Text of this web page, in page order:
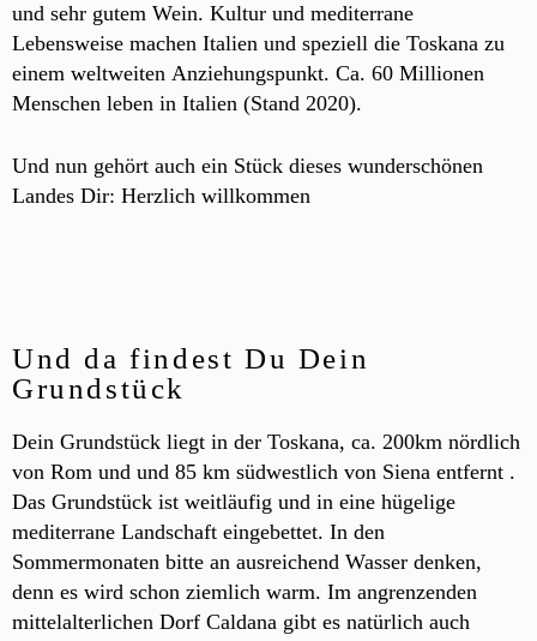
und sehr gutem Wein. Kultur und mediterrane
Lebensweise machen Italien und speziell die Toskana zu
einem weltweiten Anziehungspunkt. Ca. 60 Millionen
Menschen leben in Italien (Stand 2020).
Und nun gehört auch ein Stück dieses wunderschönen
Landes Dir: Herzlich willkommen
Und da findest Du Dein
Grundstück
Dein Grundstück liegt in der Toskana, ca. 200km nördlich
von Rom und und 85 km südwestlich von Siena entfernt .
Das Grundstück ist weitläufig und in eine hügelige
mediterrane Landschaft eingebettet. In den
Sommermonaten bitte an ausreichend Wasser denken,
denn es wird schon ziemlich warm. Im angrenzenden
mittelalterlichen Dorf Caldana gibt es natürlich auch